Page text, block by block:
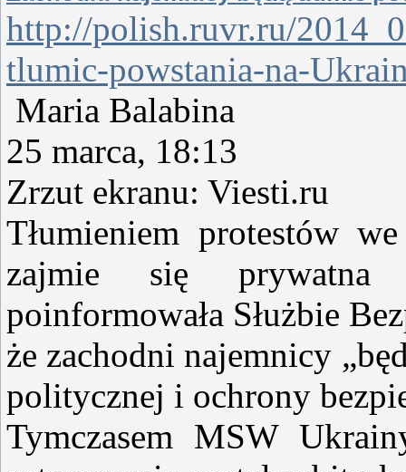
http://polish.ruvr.ru/
tlumic-powstania-na-
Maria Balabina
25 marca, 18:13
Zrzut ekranu: Viesti.ru
Tłumieniem protestów
zajmie się prywatna
poinformowała Służbie
że zachodni najemnicy
politycznej i ochrony
Tymczasem MSW